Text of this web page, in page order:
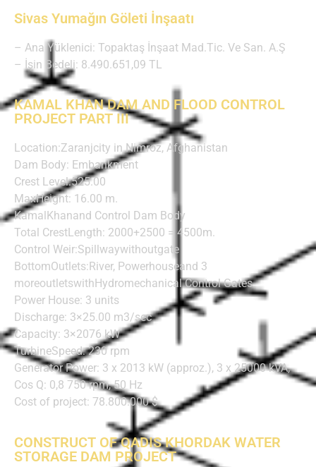
Sivas Yumağın Göleti İnşaatı
– Ana Yüklenici: Topaktaş İnşaat Mad.Tic. Ve San. A.Ş
– İşin Bedeli: 8.490.651,09 TL
KAMAL KHAN DAM AND FLOOD CONTROL
PROJECT PART III
Location:Zaranjcity in Nimroz, Afghanistan
Dam Body: Embankment
Crest Level:525.00
MaxHeight: 16.00 m.
KamalKhanand Control Dam Body
Total CrestLength: 2000+2500 = 4500m.
Control Weir:Spillwaywithoutgate
BottomOutlets:River, Powerhouseand 3
moreoutletswithHydromechanical Control Gates
Power House: 3 units
Discharge: 3×25.00 m3/sec
Capacity: 3×2076 kW
TurbineSpeed: 230 rpm
Generator Power: 3 x 2013 kW (approz.), 3 x 25000 kVA,
Cos Q: 0,8 750 rpm, 50 Hz
Cost of project: 78.800.000 $
CONSTRUCT OF QADIS KHORDAK WATER
STORAGE DAM PROJECT